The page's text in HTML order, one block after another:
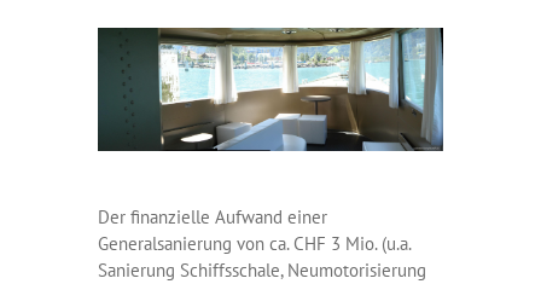
Der finanzielle Aufwand einer
Generalsanierung von ca. CHF 3 Mio. (u.a.
Sanierung Schiffsschale, Neumotorisierung